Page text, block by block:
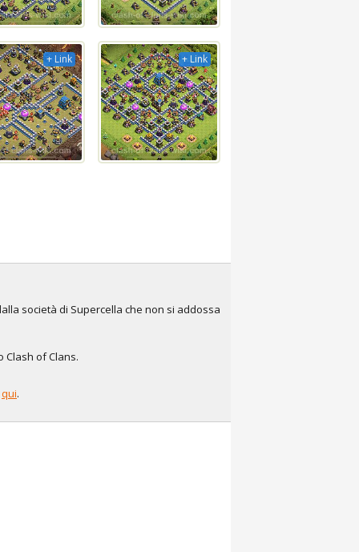
+ Link + Link
società di Supercella che non si addossa
of Clans.
qui.